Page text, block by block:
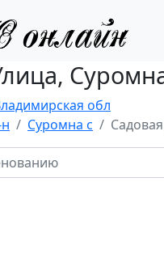
обл
Суромна с